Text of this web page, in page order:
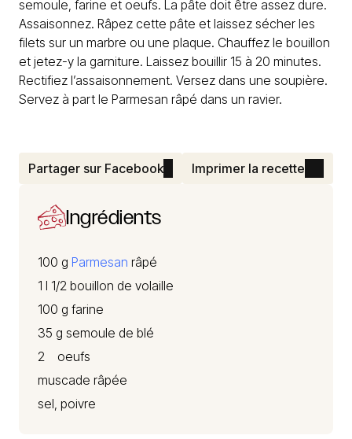
semoule, farine et oeufs. La pâte doit être assez dure.
Assaisonnez. Râpez cette pâte et laissez sécher les
filets sur un marbre ou une plaque. Chauffez le bouillon
et jetez-y la garniture. Laissez bouillir 15 à 20 minutes.
Rectifiez l’assaisonnement. Versez dans une soupière.
Servez à part le Parmesan râpé dans un ravier.
Partager sur Facebook Imprimer la recette
Ingrédients
100 g Parmesan râpé
1 l 1/2 bouillon de volaille
100 g farine
35 g semoule de blé
2 oeufs
muscade râpée
sel, poivre